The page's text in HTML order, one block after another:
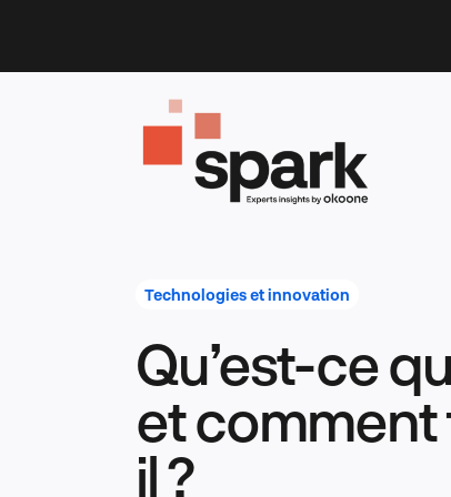
content
Technologies et innovation
Qu’est-ce
et
il ?